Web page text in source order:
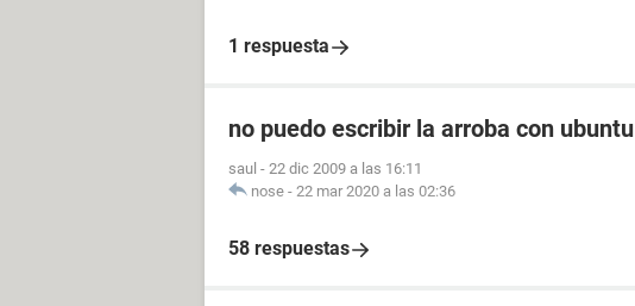
1 respuesta
no puedo escribir la arroba con ubuntu
saul - 22 dic 2009 a las 16:11
nose - 22 mar 2020 a las 02:36
58 respuestas